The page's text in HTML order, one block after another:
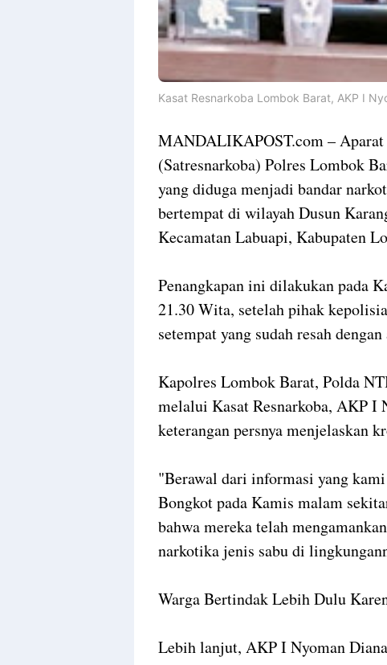
Kasat Resnarkoba Lombok Barat, AKP I
MANDALIKAPOST.com – Aparat
(Satresnarkoba) Polres Lombok
yang diduga menjadi bandar
bertempat di wilayah Dusun
Kecamatan Labuapi, Kabupaten
Penangkapan ini dilakukan pada
21.30 Wita, setelah pihak
setempat yang sudah resah
Kapolres Lombok Barat, Polda
melalui Kasat Resnarkoba, AKP I
keterangan persnya menjelaskan
"Berawal dari informasi yang
Bongkot pada Kamis malam
bahwa mereka telah
narkotika jenis sabu di
Warga Bertindak Lebih Dulu
Lebih lanjut, AKP I Nyoman